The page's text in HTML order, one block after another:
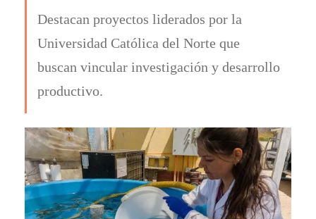
Destacan proyectos liderados por la
Universidad Católica del Norte que
buscan vincular investigación y desarrollo
productivo.